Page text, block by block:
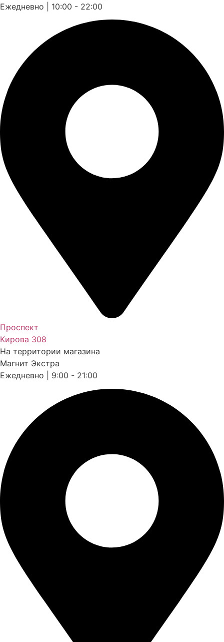
Ежедневно | 10:00 - 22:00
Проспект
Кирова 308
На территории магазина
Магнит Экстра
Ежедневно | 9:00 - 21:00